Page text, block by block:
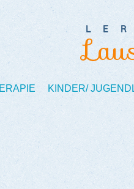
KINDER/